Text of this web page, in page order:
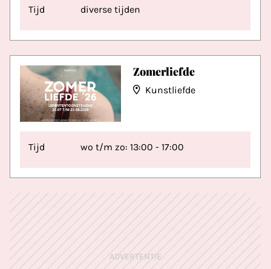
Tijd
diverse tijden
Zomerliefde
Kunstliefde
Tijd wo t/m zo: 13:00 - 17:00
ADVERTENTIE